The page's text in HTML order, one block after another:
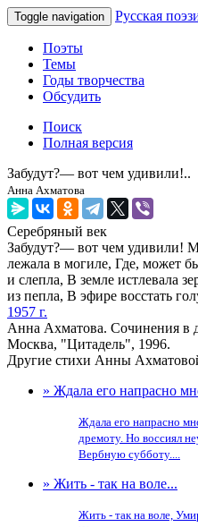
Toggle navigation Русская
Поэты
Темы
Годы творчества
Обсудить
Поиск
Полная версия
Забудут?— вот чем удивили!..
Анна Ахматова
Серебряный век
Забудут?— вот чем удивили!
лежала в могиле, Где, может
и слепла, В земле истлевала
из пепла, В эфире восстать
1957 г.
Анна Ахматова. Сочинения в
Москва, "Цитадель", 1996.
Другие стихи Анны
» Ждала его напрасно
Ждала его напрасно
дремоту. Но воссиял
Вербную субботу....
» Жить - так на воле...
Жить - так на воле,